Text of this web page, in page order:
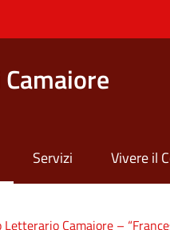
Servizi Vivere il
Letterario Camaiore –